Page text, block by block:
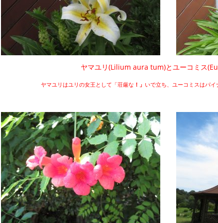
ヤマユリ(Lilium aura tum)とユーコミス
ヤマユリはユリの女王として「荘厳な ！」 いで立ち、ユーコミスはパ